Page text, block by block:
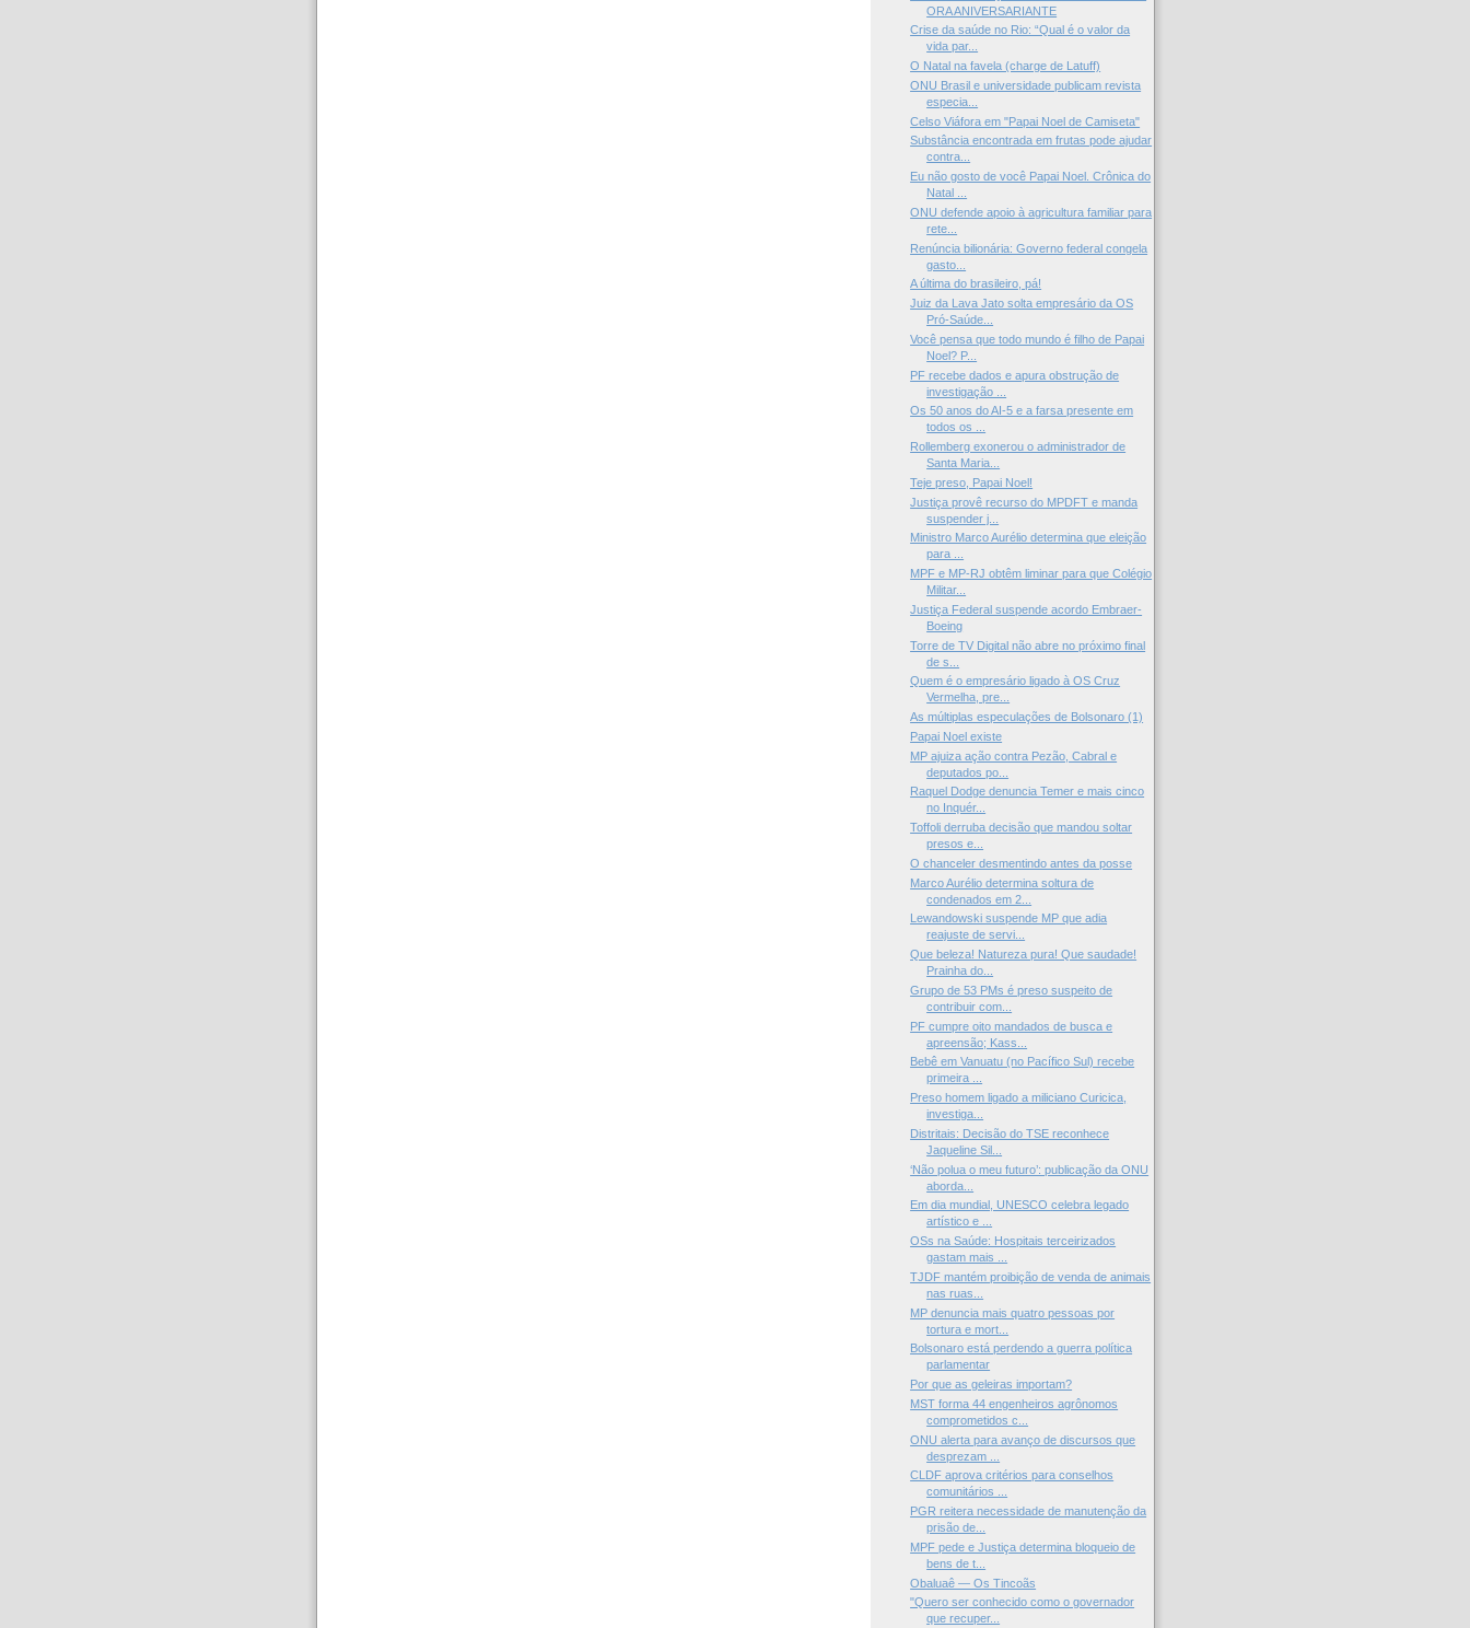
ORA ANIVERSARIANTE
Crise da saúde no Rio: “Qual é o valor da
vida par...
O Natal na favela (charge de Latuff)
ONU Brasil e universidade publicam revista
especia...
Celso Viáfora em "Papai Noel de Camiseta"
Substância encontrada em frutas pode ajudar
contra...
Eu não gosto de você Papai Noel. Crônica do
Natal ...
ONU defende apoio à agricultura familiar para
rete...
Renúncia bilionária: Governo federal congela
gasto...
A última do brasileiro, pá!
Juiz da Lava Jato solta empresário da OS
Pró-Saúde...
Você pensa que todo mundo é filho de Papai
Noel? P...
PF recebe dados e apura obstrução de
investigação ...
Os 50 anos do AI-5 e a farsa presente em
todos os ...
Rollemberg exonerou o administrador de
Santa Maria...
Teje preso, Papai Noel!
Justiça provê recurso do MPDFT e manda
suspender j...
Ministro Marco Aurélio determina que eleição
para ...
MPF e MP-RJ obtêm liminar para que Colégio
Militar...
Justiça Federal suspende acordo Embraer-
Boeing
Torre de TV Digital não abre no próximo final
de s...
Quem é o empresário ligado à OS Cruz
Vermelha, pre...
As múltiplas especulações de Bolsonaro (1)
Papai Noel existe
MP ajuiza ação contra Pezão, Cabral e
deputados po...
Raquel Dodge denuncia Temer e mais cinco
no Inquér...
Toffoli derruba decisão que mandou soltar
presos e...
O chanceler desmentindo antes da posse
Marco Aurélio determina soltura de
condenados em 2...
Lewandowski suspende MP que adia
reajuste de servi...
Que beleza! Natureza pura! Que saudade!
Prainha do...
Grupo de 53 PMs é preso suspeito de
contribuir com...
PF cumpre oito mandados de busca e
apreensão; Kass...
Bebê em Vanuatu (no Pacífico Sul) recebe
primeira ...
Preso homem ligado a miliciano Curicica,
investiga...
Distritais: Decisão do TSE reconhece
Jaqueline Sil...
‘Não polua o meu futuro’: publicação da ONU
aborda...
Em dia mundial, UNESCO celebra legado
artístico e ...
OSs na Saúde: Hospitais terceirizados
gastam mais ...
TJDF mantém proibição de venda de animais
nas ruas...
MP denuncia mais quatro pessoas por
tortura e mort...
Bolsonaro está perdendo a guerra política
parlamentar
Por que as geleiras importam?
MST forma 44 engenheiros agrônomos
comprometidos c...
ONU alerta para avanço de discursos que
desprezam ...
CLDF aprova critérios para conselhos
comunitários ...
PGR reitera necessidade de manutenção da
prisão de...
MPF pede e Justiça determina bloqueio de
bens de t...
Obaluaê — Os Tincoãs
"Quero ser conhecido como o governador
que recuper...